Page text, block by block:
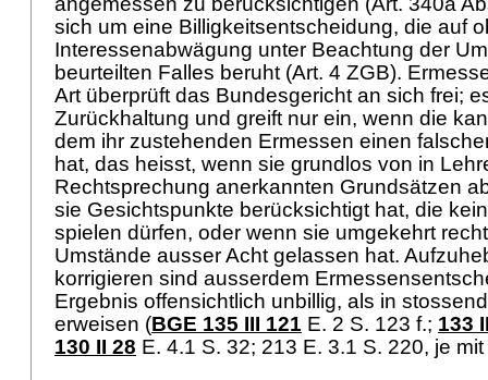
sich um eine Billigkeitsentscheidung, die auf
Interessenabwägung unter Beachtung der
beurteilten Falles beruht (Art. 4 ZGB).
Art überprüft das Bundesgericht an sich frei;
Zurückhaltung und greift nur ein, wenn die
dem ihr zustehenden Ermessen einen
hat, das heisst, wenn sie grundlos von in
Rechtsprechung anerkannten Grundsätzen
sie Gesichtspunkte berücksichtigt hat, die
spielen dürfen, oder wenn sie umgekehrt
Umstände ausser Acht gelassen hat.
korrigieren sind ausserdem
Ergebnis offensichtlich unbillig, als in
erweisen (BGE 135 III 121 E. 2 S. 123 f.; 133
130 II 28 E. 4.1 S. 32; 213 E. 3.1 S. 220, je